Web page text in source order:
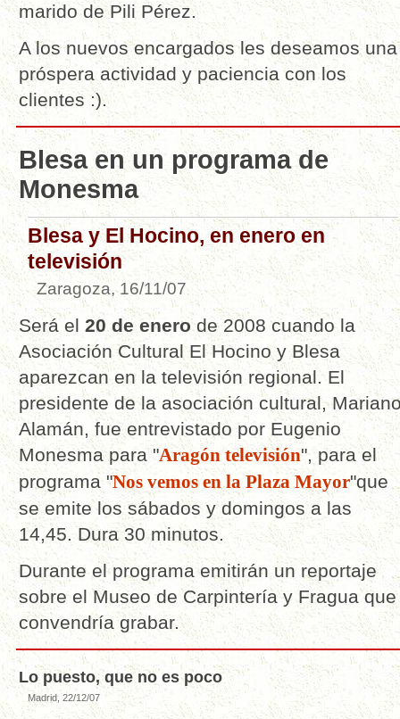
marido de Pili Pérez.
A los nuevos encargados les deseamos una
próspera actividad y paciencia con los
clientes :).
Blesa en un programa de
Monesma
Blesa y El Hocino, en enero en
televisión
Zaragoza, 16/11/07
Será el 20 de enero de 2008 cuando la
Asociación Cultural El Hocino y Blesa
aparezcan en la televisión regional. El
presidente de la asociación cultural,
Alamán, fue entrevistado por Eugenio
Monesma para "Aragón televisión", para el
programa "Nos vemos en la Plaza Mayor"que
se emite los sábados y domingos a las
14,45. Dura 30 minutos.
Durante el programa emitirán un reportaje
sobre el Museo de Carpintería y Fragua que
convendría grabar.
Lo puesto, que no es poco
Madrid, 22/12/07